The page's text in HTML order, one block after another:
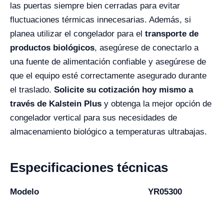
las puertas siempre bien cerradas para evitar
fluctuaciones térmicas innecesarias. Además, si
planea utilizar el congelador para el transporte de
productos biológicos, asegúrese de conectarlo a
una fuente de alimentación confiable y asegúrese de
que el equipo esté correctamente asegurado durante
el traslado. Solicite su cotización hoy mismo a
través de Kalstein Plus y obtenga la mejor opción de
congelador vertical para sus necesidades de
almacenamiento biológico a temperaturas ultrabajas.
Especificaciones técnicas
Modelo YR05300